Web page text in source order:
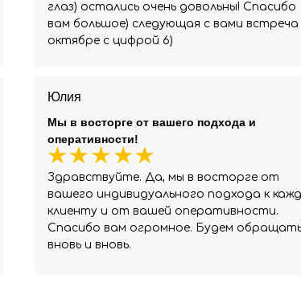
Юлия
Здравствуйте. Да, мы в восторге от
вашего индивидуального подхода к
клиенту и от вашей оперативности.
Спасибо вам огромное. Будем
вновь и вновь.
Мы в восторге от вашего подхода и
оперативности!
глаз) остались очень довольны! Спасибо
вам большое) следующая с вами встреча
октябре с цифрой 6)